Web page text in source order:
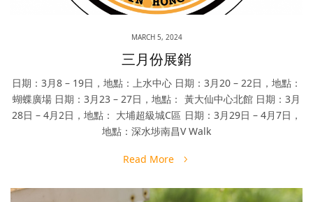
MARCH 5, 2024
三月份展銷
日期：3月8 – 19日，地點：上水中心 日期：3月20 – 22日，地點：
蝴蝶廣場 日期：3月23 – 27日，地點： 黃大仙中心北館 日期：3月
28日 – 4月2日，地點： 大埔超級城C區 日期：3月29日 – 4月7日，
地點：深水埗南昌V Walk
Read More